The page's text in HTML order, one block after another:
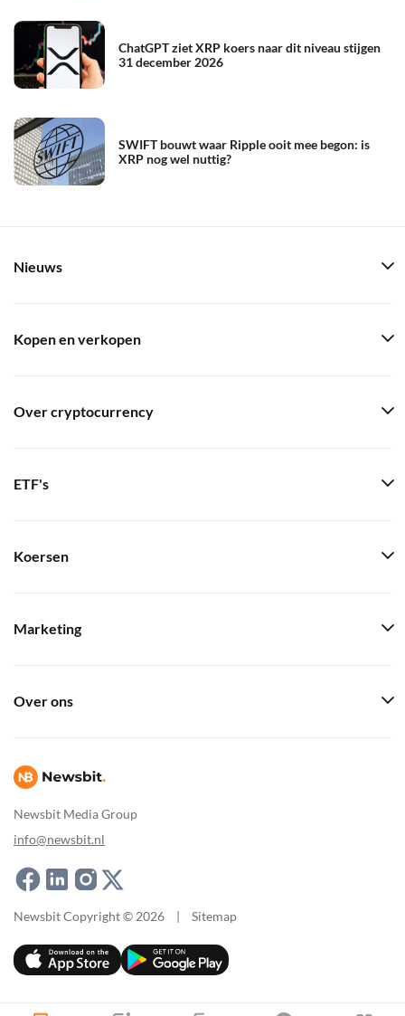
ChatGPT ziet XRP koers naar dit niveau stijgen
31 december 2026
SWIFT bouwt waar Ripple ooit mee begon: is
XRP nog wel nuttig?
Newsbit Media Group
info@newsbit.nl
Nieuws
Kopen en verkopen
Over cryptocurrency
ETF's
Koersen
Marketing
Over ons
Newsbit Copyright © 2026 | Sitemap